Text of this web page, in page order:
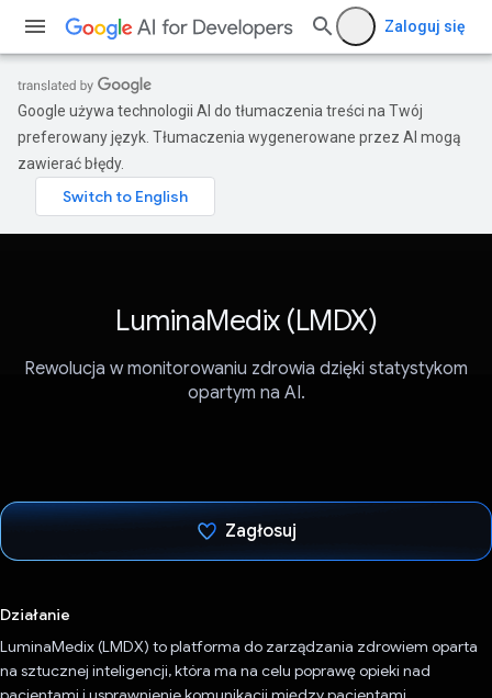
Zaloguj się
Google używa technologii AI do tłumaczenia treści na Twój
preferowany język. Tłumaczenia wygenerowane przez AI mogą
zawierać błędy.
LuminaMedix (LMDX)
Rewolucja w monitorowaniu zdrowia dzięki statystykom
opartym na AI.
Zagłosuj
Działanie
LuminaMedix (LMDX) to platforma do zarządzania zdrowiem oparta
na sztucznej inteligencji, która ma na celu poprawę opieki nad